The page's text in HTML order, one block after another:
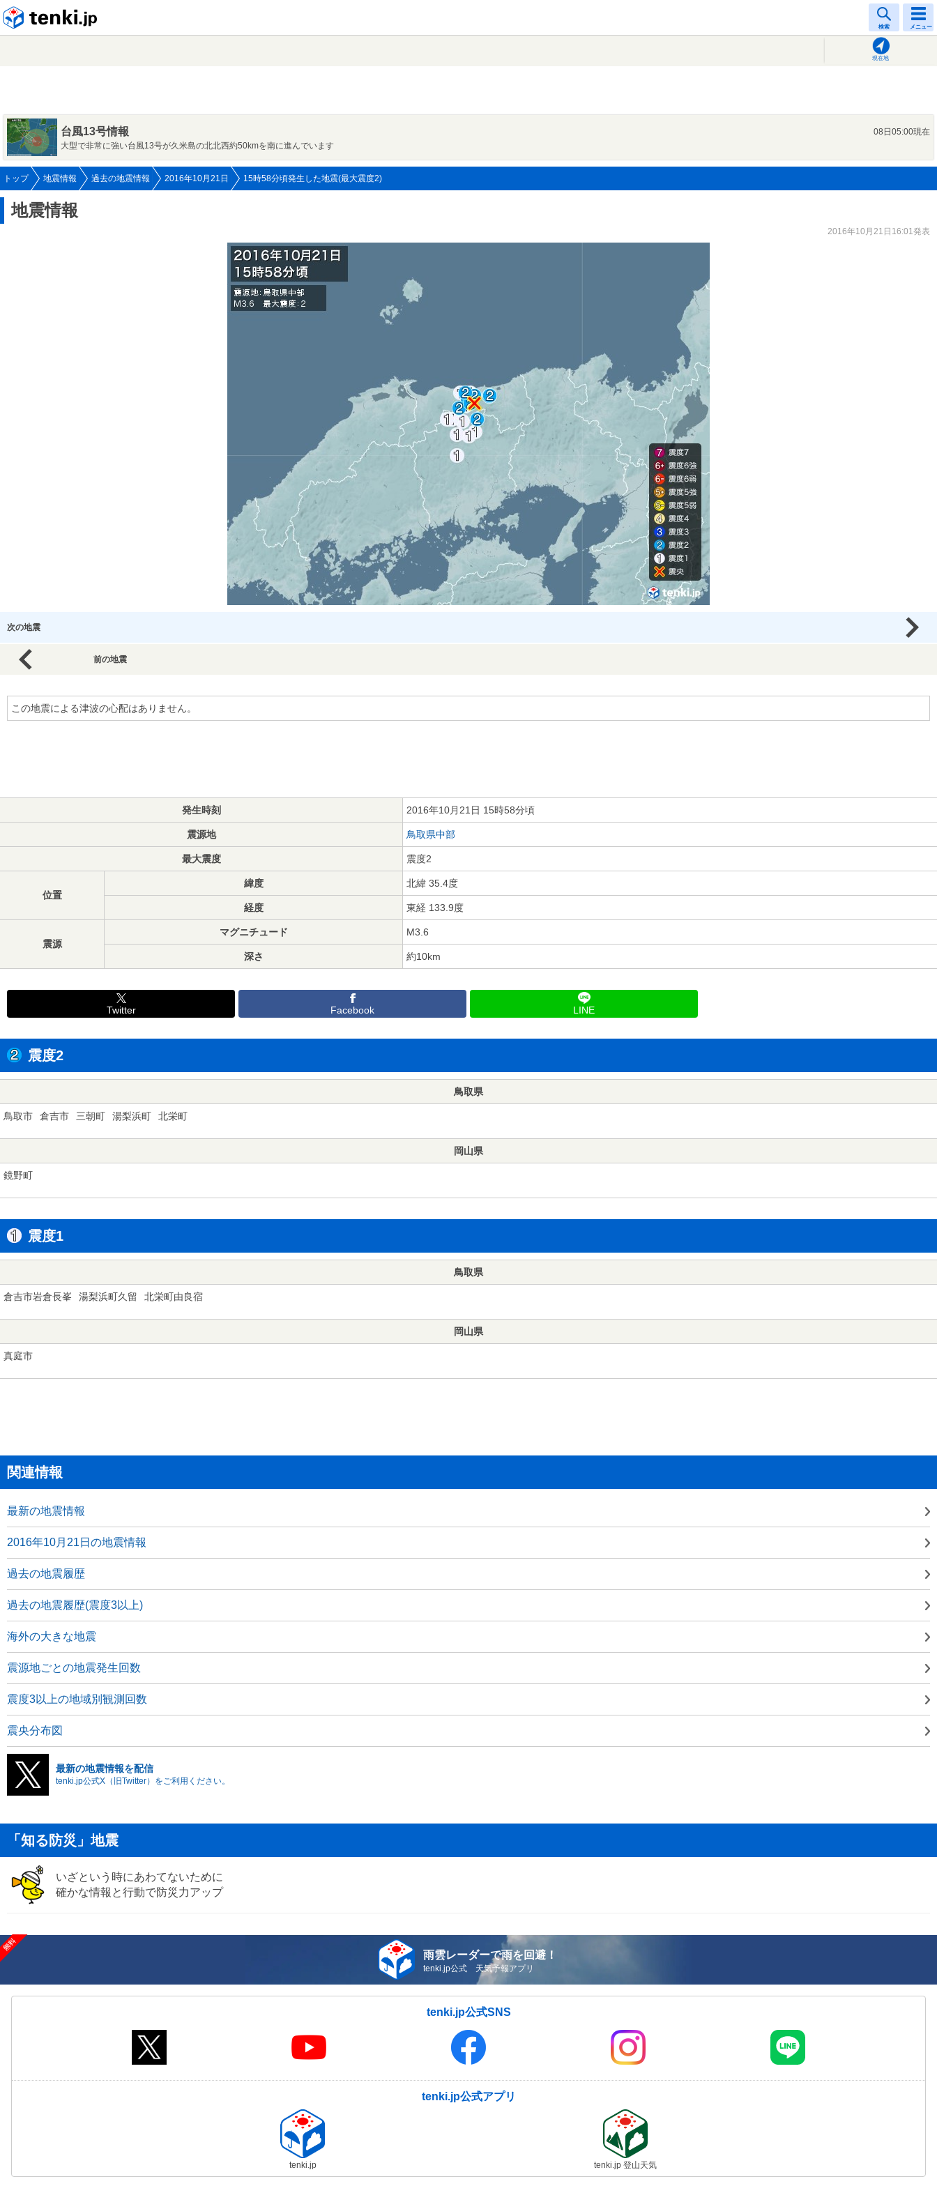
検索 メニュー
現在地
台風13号情報
08日05:00現在
大型で非常に強い台風13号が久米島の北北西約50kmを南に進んでいます
トップ 地震情報 過去の地震情報 2016年10月21日 15時58分頃発生した地震(最大震度2)
地震情報
2016年10月21日16:01発表
次の地震
前の地震
この地震による津波の心配はありません。
発生時刻 2016年10月21日 15時58分頃
震源地 鳥取県中部
最大震度 震度2
位置
緯度 北緯 35.4度
経度 東経 133.9度
震源
マグニチュード M3.6
深さ 約10km
Twitter Facebook LINE
震度2
鳥取県
鳥取市 倉吉市 三朝町 湯梨浜町 北栄町
岡山県
鏡野町
震度1
鳥取県
倉吉市岩倉長峯 湯梨浜町久留 北栄町由良宿
岡山県
真庭市
関連情報
最新の地震情報
2016年10月21日の地震情報
過去の地震履歴
過去の地震履歴(震度3以上)
海外の大きな地震
震源地ごとの地震発生回数
震度3以上の地域別観測回数
震央分布図
最新の地震情報を配信
tenki.jp公式X（旧Twitter）をご利用ください。
「知る防災」地震
いざという時にあわてないために
確かな情報と行動で防災力アップ
雨雲レーダーで雨を回避！
tenki.jp公式 天気予報アプリ
tenki.jp公式SNS
tenki.jp公式アプリ
tenki.jp tenki.jp 登山天気